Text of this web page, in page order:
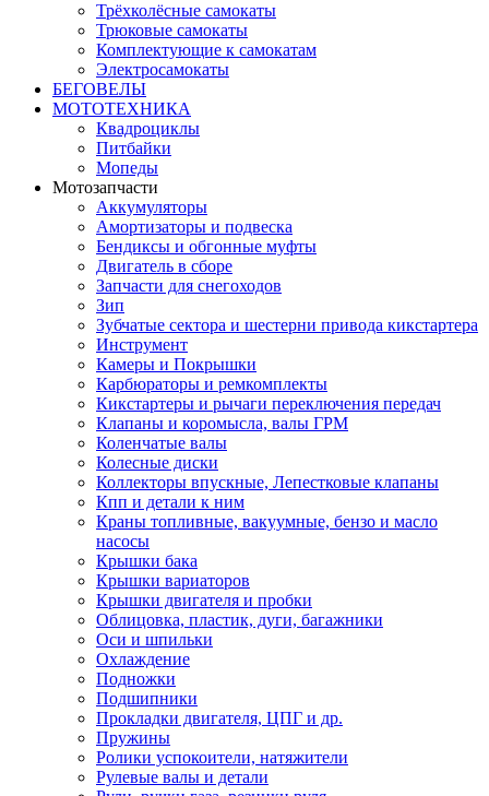
Трёхколёсные самокаты
Трюковые самокаты
Комплектующие к самокатам
Электросамокаты
БЕГОВЕЛЫ
МОТОТЕХНИКА
Квадроциклы
Питбайки
Мопеды
Мотозапчасти
Аккумуляторы
Амортизаторы и подвеска
Бендиксы и обгонные муфты
Двигатель в сборе
Запчасти для снегоходов
Зип
Зубчатые сектора и шестерни привода кикстартера
Инструмент
Камеры и Покрышки
Карбюраторы и ремкомплекты
Кикстартеры и рычаги переключения передач
Клапаны и коромысла, валы ГРМ
Коленчатые валы
Колесные диски
Коллекторы впускные, Лепестковые клапаны
Кпп и детали к ним
Краны топливные, вакуумные, бензо и масло
насосы
Крышки бака
Крышки вариаторов
Крышки двигателя и пробки
Облицовка, пластик, дуги, багажники
Оси и шпильки
Охлаждение
Подножки
Подшипники
Прокладки двигателя, ЦПГ и др.
Пружины
Ролики успокоители, натяжители
Рулевые валы и детали